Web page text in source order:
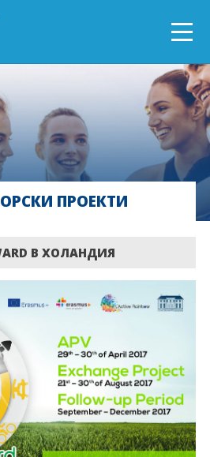
ПРОЕКТИ
В ХОЛАНДИЯ